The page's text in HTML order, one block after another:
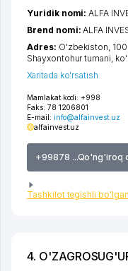
Mamlakat kodi: +998
Faks: 78 1206801
E-mail: info@alfainvest.uz
alfainvest.uz
+99878 ...Qo'ng'iroq
Tashkilot tegishli
Yuridik nomi:ALFA
Brend nomi:ALFA
Adres: O'zbekiston,
Shayxontohur tumani,
Xaritada ko'rsatish
4.